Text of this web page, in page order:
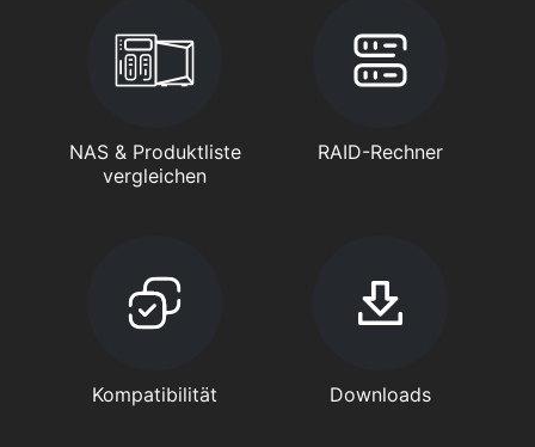
NAS & Produktliste
vergleichen
RAID-Rechner
Kompatibilität Downloads